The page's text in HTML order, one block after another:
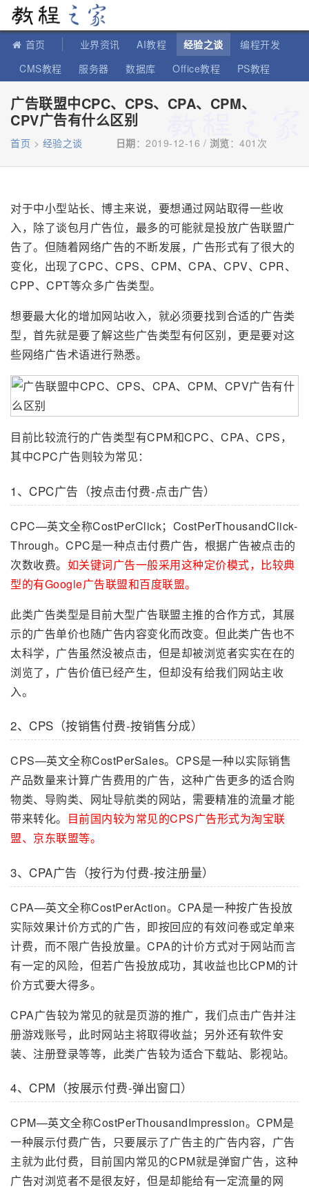
首页 业界资讯 AI教程 经验之谈
编程开发
CMS教程
服务器 数据库 Office教程
PS教程
广告联盟中CPC、CPS、CPA、CPM、
CPV广告有什么区别
首页 > 经验之谈 日期：2019-12-16 / 浏览： 401次
对于中小型站长、博主来说，要想通过网站取得一些收
入，除了谈包月广告位，最多的可能就是投放广告联盟广
告了。但随着网络广告的不断发展，广告形式有了很大的
变化，出现了CPC、CPS、CPM、CPA、CPV、CPR、
CPP、CPT等众多广告类型。
想要最大化的增加网站收入，就必须要找到合适的广告类
型，首先就是要了解这些广告类型有何区别，更是要对这
些网络广告术语进行熟悉。
目前比较流行的广告类型有CPM和CPC、CPA、CPS，
其中CPC广告则较为常见：
1、CPC广告（按点击付费-点击广告）
CPC—英文全称CostPerClick；CostPerThousandClick-
Through。CPC是一种点击付费广告，根据广告被点击的
次数收费。 如关键词广告一般采用这种定价模式，比较典
型的有Google广告联盟和百度联盟。
此类广告类型是目前大型广告联盟主推的合作方式，其展
示的广告单价也随广告内容变化而改变。但此类广告也不
太科学，广告虽然没被点击，但是却被浏览者实实在在的
浏览了，广告价值已经产生，但却没有给我们网站主收
入。
2、CPS（按销售付费-按销售分成）
CPS—英文全称CostPerSales。CPS是一种以实际销售
产品数量来计算广告费用的广告，这种广告更多的适合购
物类、导购类、网址导航类的网站，需要精准的流量才能
带来转化。 目前国内较为常见的CPS广告形式为淘宝联
盟、京东联盟等。
3、CPA广告（按行为付费-按注册量）
CPA—英文全称CostPerAction。CPA是一种按广告投放
实际效果计价方式的广告，即按回应的有效问卷或定单来
计费，而不限广告投放量。CPA的计价方式对于网站而言
有一定的风险，但若广告投放成功，其收益也比CPM的计
价方式要大得多。
CPA广告较为常见的就是页游的推广，我们点击广告并注
册游戏账号，此时网站主将取得收益；另外还有软件安
装、注册登录等等，此类广告较为适合下载站、影视站。
4、CPM（按展示付费-弹出窗口）
CPM—英文全称CostPerThousandImpression。CPM是
一种展示付费广告，只要展示了广告主的广告内容，广告
主就为此付费，目前国内常见的CPM就是弹窗广告，这种
广告对浏览者不是很友好，但是却能给有一定流量的网